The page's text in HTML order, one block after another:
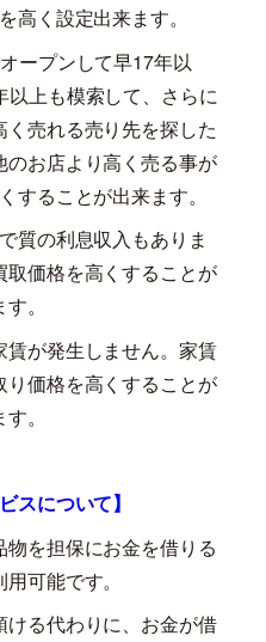
高く設定出来ます。
ープンして早17年以
以上も模索して、さらに
売れる売り先を探した
お店より高く売る事が
することが出来ます。
質の利息収入もありま
価格を高くすることが
。
が発生しません。家賃
価格を高くすることが
。
スについて】
を担保にお金を借りる
可能です。
る代わりに、お金が借